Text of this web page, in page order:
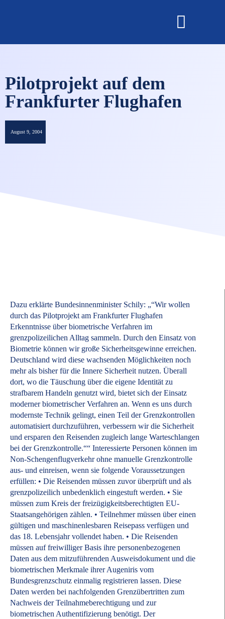
Pilotprojekt auf dem
Frankfurter Flughafen
August 9, 2004
Dazu erklärte Bundesinnenminister Schily: „“Wir wollen
durch das Pilotprojekt am Frankfurter Flughafen
Erkenntnisse über biometrische Verfahren im
grenzpolizeilichen Alltag sammeln. Durch den Einsatz von
Biometrie können wir große Sicherheitsgewinne erreichen.
Deutschland wird diese wachsenden Möglichkeiten noch
mehr als bisher für die Innere Sicherheit nutzen. Überall
dort, wo die Täuschung über die eigene Identität zu
strafbarem Handeln genutzt wird, bietet sich der Einsatz
moderner biometrischer Verfahren an. Wenn es uns durch
modernste Technik gelingt, einen Teil der Grenzkontrollen
automatisiert durchzuführen, verbessern wir die Sicherheit
und ersparen den Reisenden zugleich lange Warteschlangen
bei der Grenzkontrolle.““ Interessierte Personen können im
Non-Schengenflugverkehr ohne manuelle Grenzkontrolle
aus- und einreisen, wenn sie folgende Voraussetzungen
erfüllen: • Die Reisenden müssen zuvor überprüft und als
grenzpolizeilich unbedenklich eingestuft werden. • Sie
müssen zum Kreis der freizügigkeitsberechtigten EU-
Staatsangehörigen zählen. • Teilnehmer müssen über einen
gültigen und maschinenlesbaren Reisepass verfügen und
das 18. Lebensjahr vollendet haben. • Die Reisenden
müssen auf freiwilliger Basis ihre personenbezogenen
Daten aus dem mitzuführenden Ausweisdokument und die
biometrischen Merkmale ihrer Augeniris vom
Bundesgrenzschutz einmalig registrieren lassen. Diese
Daten werden bei nachfolgenden Grenzübertritten zum
Nachweis der Teilnahmeberechtigung und zur
biometrischen Authentifizierung benötigt. Der